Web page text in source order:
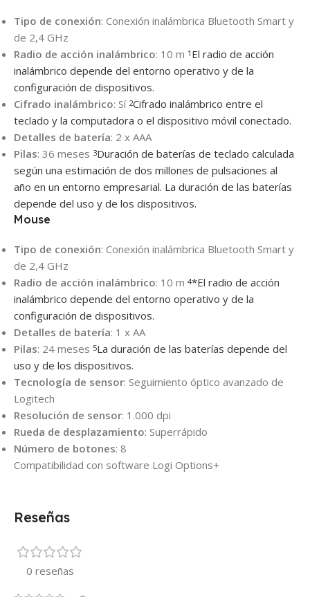
Tipo de conexión: Conexión inalámbrica Bluetooth Smart y
de 2,4 GHz
Radio de acción inalámbrico: 10 m 1 El radio de acción
inalámbrico depende del entorno operativo y de la
configuración de dispositivos.
Cifrado inalámbrico: Sí 2Cifrado inalámbrico entre el
teclado y la computadora o el dispositivo móvil conectado.
Detalles de batería: 2 x AAA
Pilas: 36 meses 3Duración de baterías de teclado calculada
según una estimación de dos millones de pulsaciones al
año en un entorno empresarial. La duración de las baterías
depende del uso y de los dispositivos.
Mouse
Tipo de conexión: Conexión inalámbrica Bluetooth Smart y
de 2,4 GHz
Radio de acción inalámbrico: 10 m 4*El radio de acción
inalámbrico depende del entorno operativo y de la
configuración de dispositivos.
Detalles de batería: 1 x AA
Pilas: 24 meses 5La duración de las baterías depende del
uso y de los dispositivos.
Tecnología de sensor: Seguimiento óptico avanzado de
Logitech
Resolución de sensor: 1.000 dpi
Rueda de desplazamiento: Superrápido
Número de botones: 8
Compatibilidad con software Logi Options+
Reseñas
0 reseñas